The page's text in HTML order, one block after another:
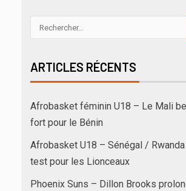
ARTICLES RÉCENTS
Afrobasket féminin U18 – Le Mali
fort pour le Bénin
Afrobasket U18 – Sénégal /
test pour les Lionceaux
Phoenix Suns – Dillon Brooks